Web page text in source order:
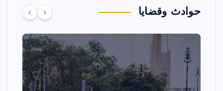
حوادث وقضايا